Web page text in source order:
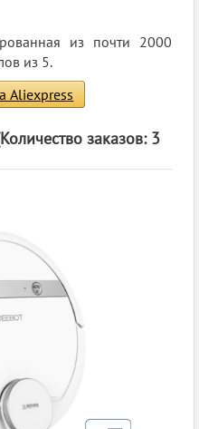
из почти 2000
из 5.
Aliexpress
заказов: 3